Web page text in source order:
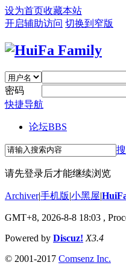
设为首页收藏本站
开启辅助访问 切换到窄版
密码
快捷导航
论坛BBS
请先登录后才能继续浏览
Archiver|手机版|小黑屋|
GMT+8, 2026-8-8 18:03 ,
Powered by Discuz! X3.4
© 2001-2017 Comsenz Inc.